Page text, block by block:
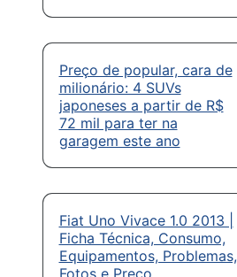
Preço de popular, cara de
milionário: 4 SUVs
japoneses a partir de R$
72 mil para ter na
garagem este ano
Fiat Uno Vivace 1.0 2013 |
Ficha Técnica, Consumo,
Equipamentos, Problemas,
Fotos e Preço